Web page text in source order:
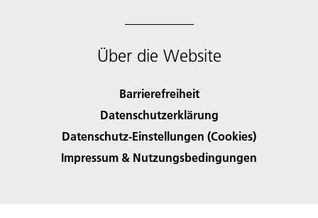
Über die Website
Barrierefreiheit
Datenschutzerklärung
Datenschutz-Einstellungen (Cookies)
Impressum & Nutzungsbedingungen